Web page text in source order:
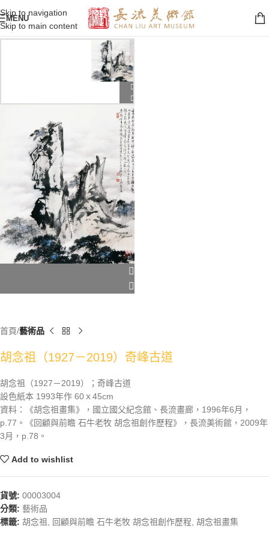
Skip to navigation
Skip to main content
MENU
首頁 藝術品
胡念祖（1927－2019）奇峰古道
胡念祖（1927－2019）；奇峰古道
設色紙本 1993年作 60ｘ45cm
資料：《胡念祖畫集》，國立國父紀念館、長流畫廊，1996年6月，
p.77。《回顧與前瞻 石牛老牧 胡念祖創作歷程》，長流美術館，2009年
3月，p.78。
Add to wishlist
貨號: 00003004
分類: 藝術品
標籤: 胡念祖 回顧與前瞻 石牛老牧 胡念祖創作歷程 胡念祖畫集